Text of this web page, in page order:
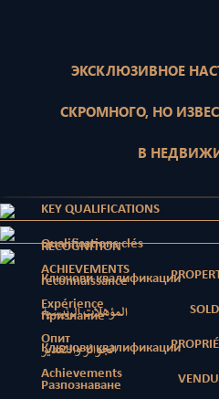
ЭКСКЛЮЗИВНОЕ
СКРОМНОГО, НО
В
KEY QUALIFICATIONS
Qualifications clés
Ключови квалификации
المؤهلات الرئيسية
Ключови квалификации
RECOGNITION
reconnaissance
Признание
الجوائز والتقدير
Разпознаване
ACHIEVEMENTS
Expérience
Опит
Achievements
SOLD